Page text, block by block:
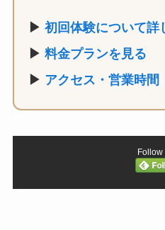
▶ 初回体験について詳
▶ 料金プランを見る
▶ アクセス・営業時間
Follow